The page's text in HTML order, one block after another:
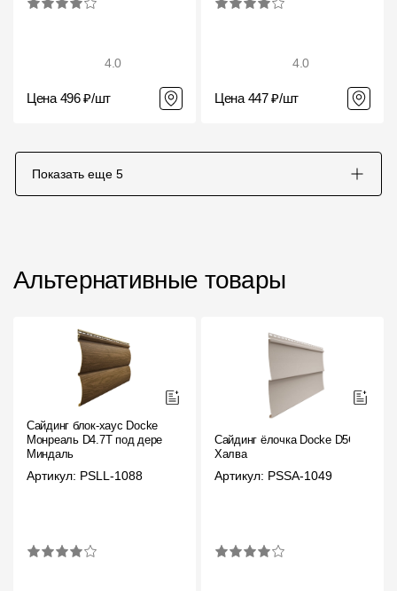
4.0
Цена 496 ₽/шт
4.0
Цена 447 ₽/шт
Показать еще 5
Альтернативные товары
Сайдинг блок-хаус Docke
Монреаль D4.7T под дерево
Миндаль
Артикул: PSLL-1088
Сайдинг ёлочка Docke D5C
Халва
Артикул: PSSA-1049